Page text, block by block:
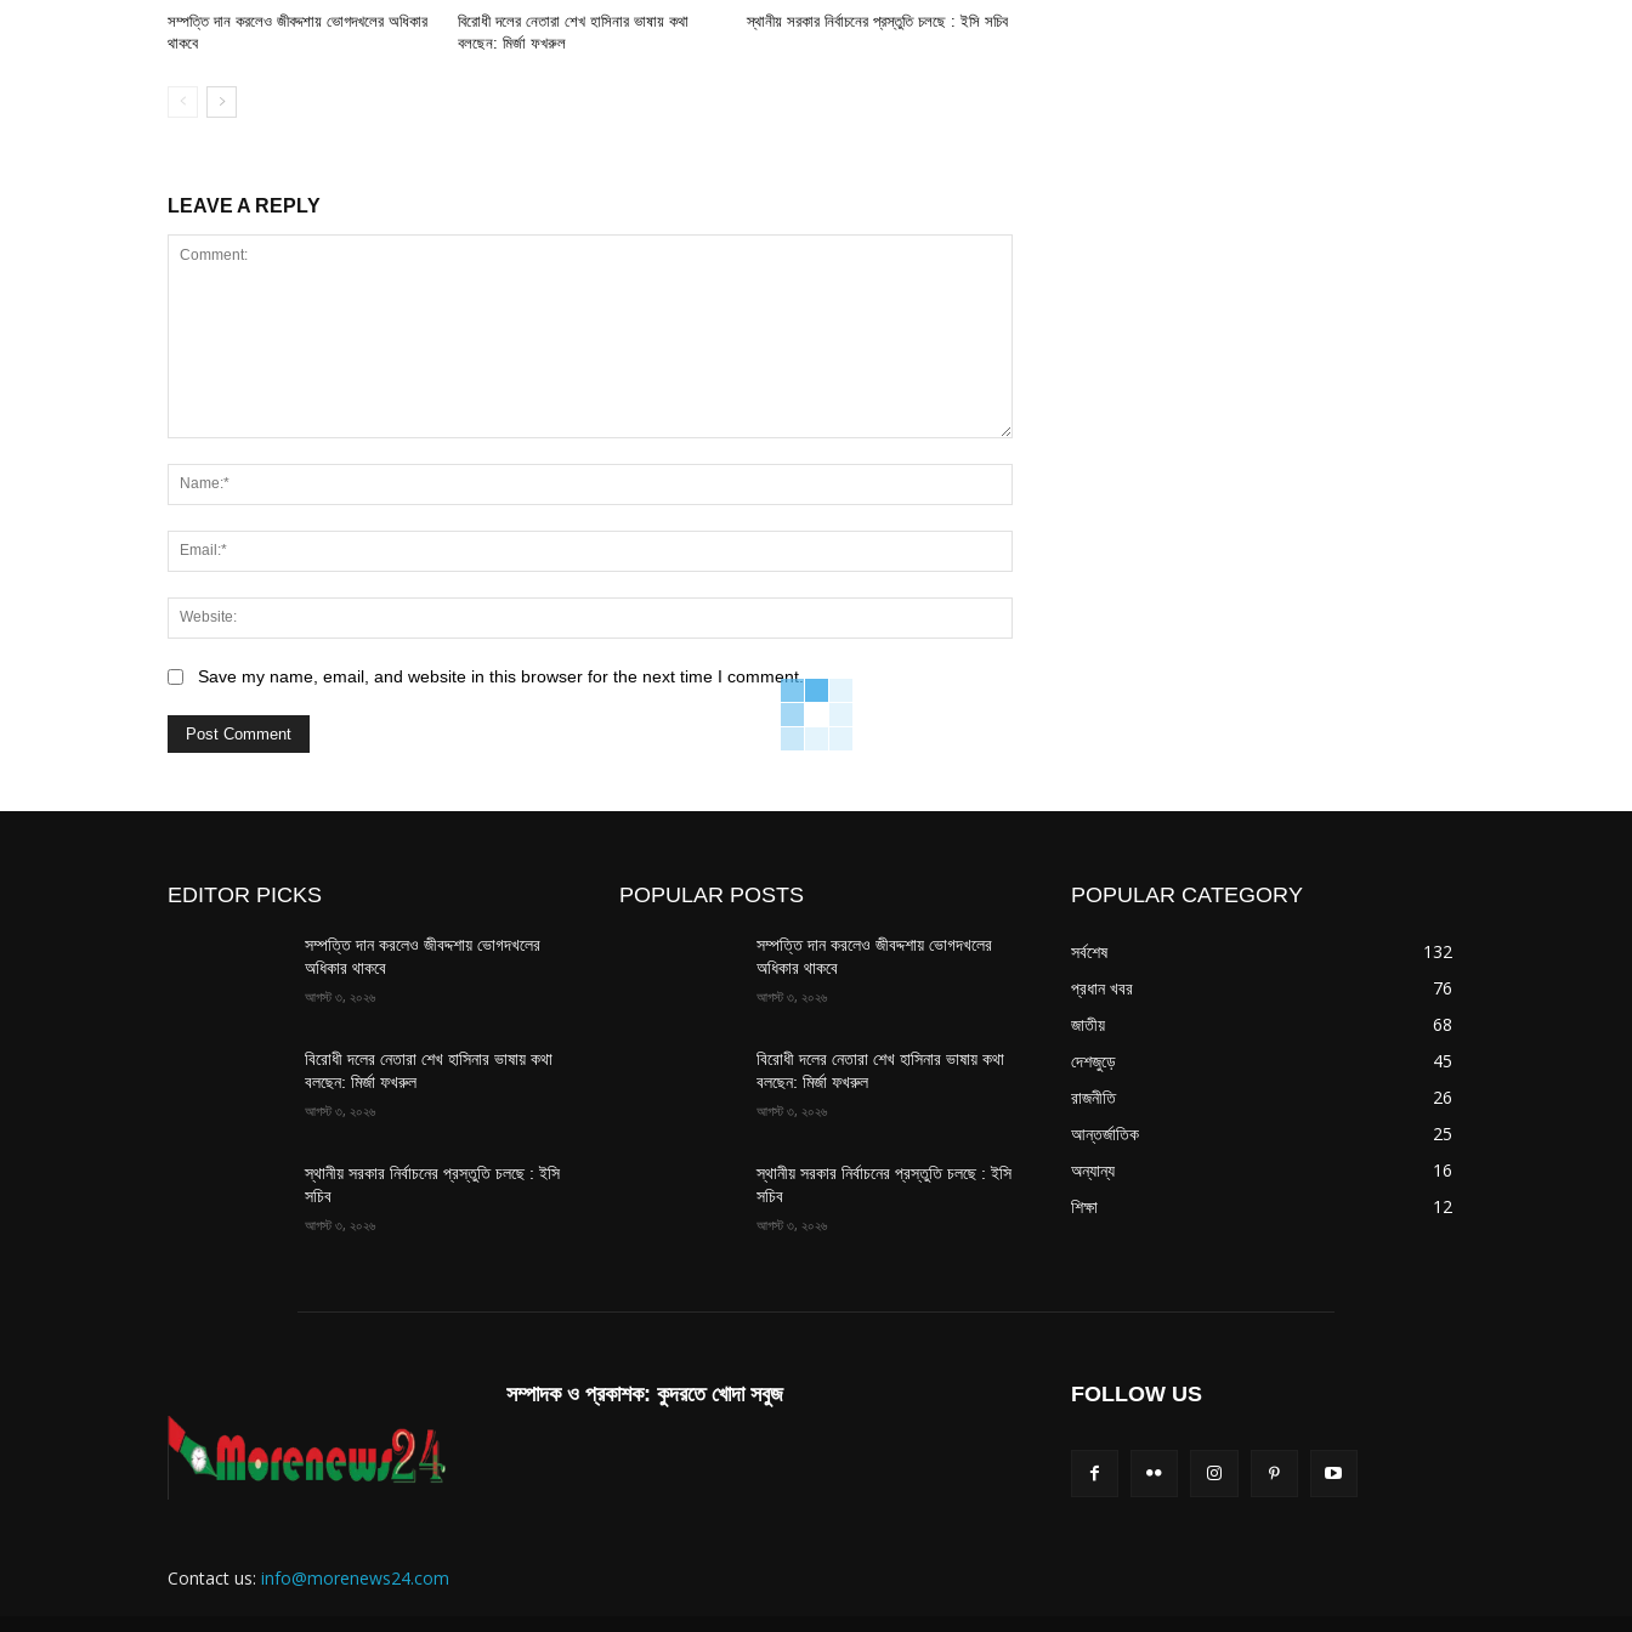
সম্পত্তি দান করলেও জীবদ্দশায় ভোগদখলের অধিকার
থাকবে
বিরোধী দলের নেতারা শেখ হাসিনার ভাষায় কথা
বলছেন: মির্জা ফখরুল
স্থানীয় সরকার নির্বাচনের প্রস্তুতি চলছে : ইসি সচিব
LEAVE A REPLY
Save my name, email, and website in this browser for the next time I comment.
EDITOR PICKS
সম্পত্তি দান করলেও জীবদ্দশায় ভোগদখলের
অধিকার থাকবে
আগস্ট ৩, ২০২৬
বিরোধী দলের নেতারা শেখ হাসিনার ভাষায় কথা
বলছেন: মির্জা ফখরুল
আগস্ট ৩, ২০২৬
স্থানীয় সরকার নির্বাচনের প্রস্তুতি চলছে : ইসি
সচিব
আগস্ট ৩, ২০২৬
POPULAR POSTS
সম্পত্তি দান করলেও জীবদ্দশায় ভোগদখলের
অধিকার থাকবে
আগস্ট ৩, ২০২৬
বিরোধী দলের নেতারা শেখ হাসিনার ভাষায় কথা
বলছেন: মির্জা ফখরুল
আগস্ট ৩, ২০২৬
স্থানীয় সরকার নির্বাচনের প্রস্তুতি চলছে : ইসি
সচিব
আগস্ট ৩, ২০২৬
POPULAR CATEGORY
সর্বশেষ
132
প্রধান খবর
76
জাতীয়
68
দেশজুড়ে
45
রাজনীতি
26
আন্তর্জাতিক
25
অন্যান্য
16
শিক্ষা
12
সম্পাদক ও প্রকাশক: কুদরতে খোদা সবুজ FOLLOW US
Contact us: info@morenews24.com